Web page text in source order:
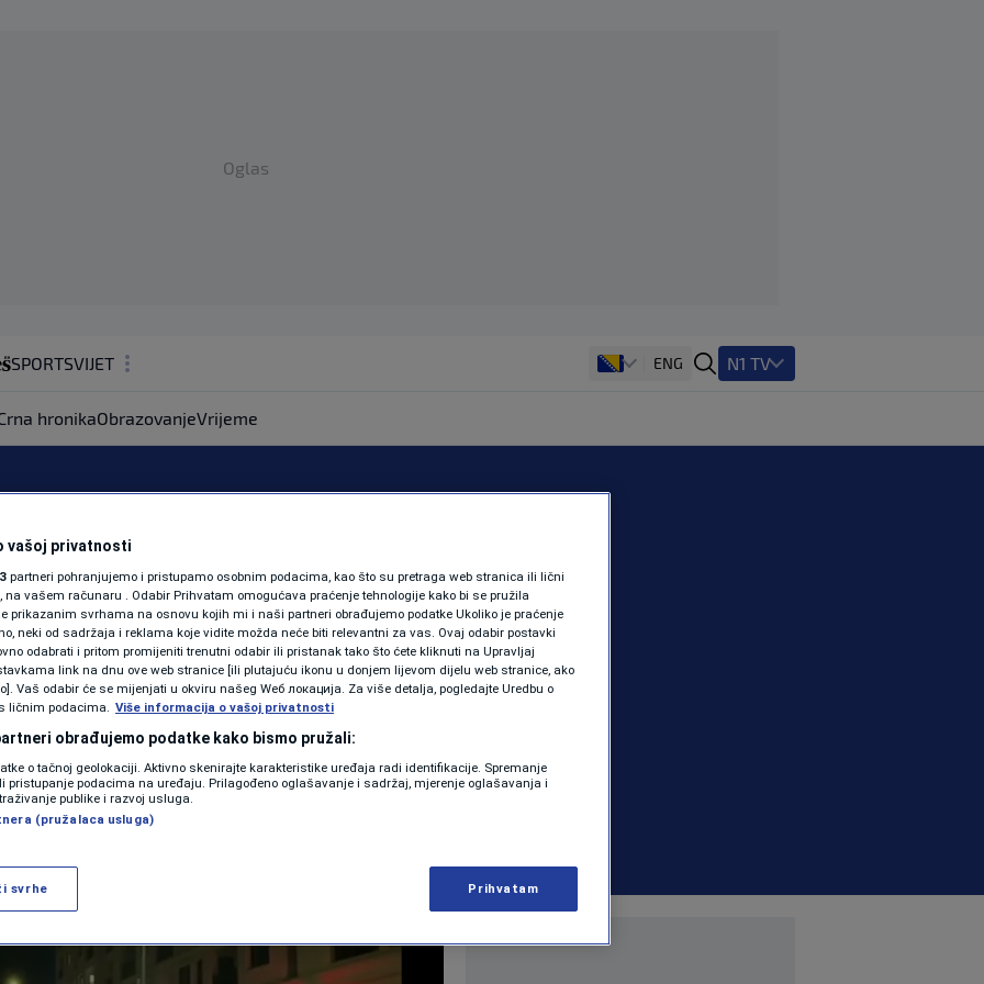
Oglas
SPORTSVIJET
ZDRAVLJE
SHOWBIZ
PODCAST
N1 SPECIJAL
FENOMENI
NEISTRAŽENO
VIRALNO
VIDEO
ENG N1 TV
hronikaObrazovanjeVrijeme
Pjesma o
i stara zastava SR
| REGIJA 0 komentara
Više
vašoj privatnosti
partneri pohranjujemo i pristupamo osobnim podacima, kao što su pretraga web stranica ili lični
na vašem računaru . Odabir Prihvatam omogućava praćenje tehnologije kako bi se pružila
prikazanim svrhama na osnovu kojih mi i naši partneri obrađujemo podatke Ukoliko je praćenje
neki od sadržaja i reklama koje vidite možda neće biti relevantni za vas. Ovaj odabir postavki
odabrati i pritom promijeniti trenutni odabir ili pristanak tako što ćete kliknuti na Upravljaj
link na dnu ove web stranice [ili plutajuću ikonu u donjem lijevom dijelu web stranice, ako
Vaš odabir će se mijenjati u okviru našeg Wеб локација. Za više detalja, pogledajte Uredbu o
ličnim podacima. Više informacija o vašoj privatnosti
obrađujemo podatke kako bismo pružali:
o tačnoj geolokaciji. Aktivno skenirajte karakteristike uređaja radi identifikacije. Spremanje
pristupanje podacima na uređaju. Prilagođeno oglašavanje i sadržaj, mjerenje oglašavanja i
publike i razvoj usluga.
(pružalaca usluga)
svrhe Prihvatam